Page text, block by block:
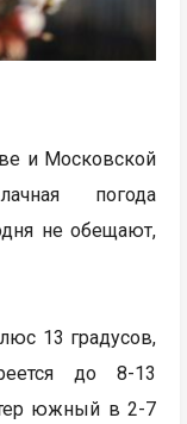
и Московской
погода
не обещают,
13 градусов,
до 8-13
южный в 2-7